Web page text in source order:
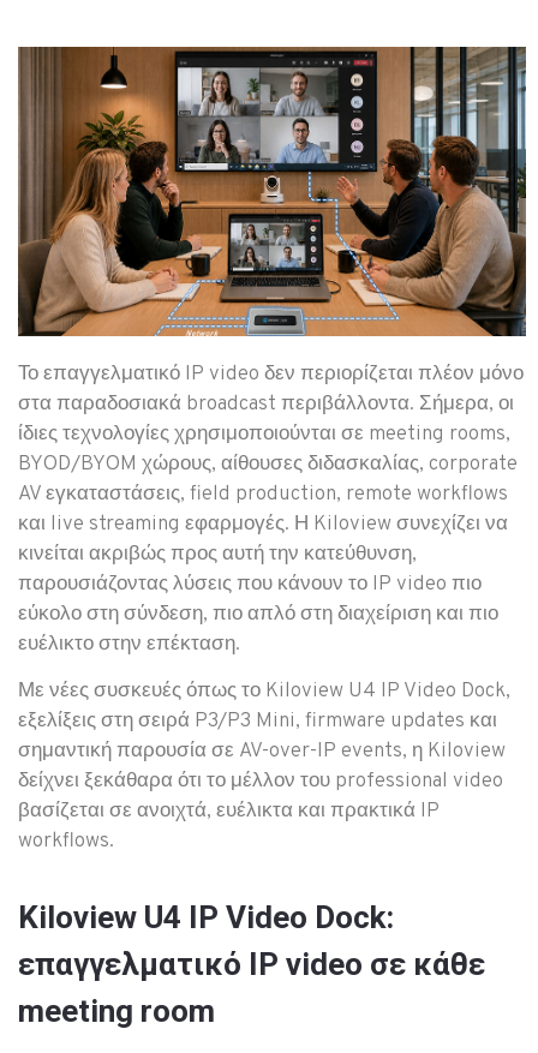
Το επαγγελματικό IP video δεν περιορίζεται πλέον μόνο
στα παραδοσιακά broadcast περιβάλλοντα. Σήμερα, οι
ίδιες τεχνολογίες χρησιμοποιούνται σε meeting rooms,
BYOD/BYOM χώρους, αίθουσες διδασκαλίας, corporate
AV εγκαταστάσεις, field production, remote workflows
και live streaming εφαρμογές. Η Kiloview συνεχίζει να
κινείται ακριβώς προς αυτή την κατεύθυνση,
παρουσιάζοντας λύσεις που κάνουν το IP video πιο
εύκολο στη σύνδεση, πιο απλό στη διαχείριση και πιο
ευέλικτο στην επέκταση.
Με νέες συσκευές όπως το Kiloview U4 IP Video Dock,
εξελίξεις στη σειρά P3/P3 Mini, firmware updates και
σημαντική παρουσία σε AV-over-IP events, η Kiloview
δείχνει ξεκάθαρα ότι το μέλλον του professional video
βασίζεται σε ανοιχτά, ευέλικτα και πρακτικά IP
workflows.
Kiloview U4 IP Video Dock:
επαγγελματικό IP video σε κάθε
meeting room